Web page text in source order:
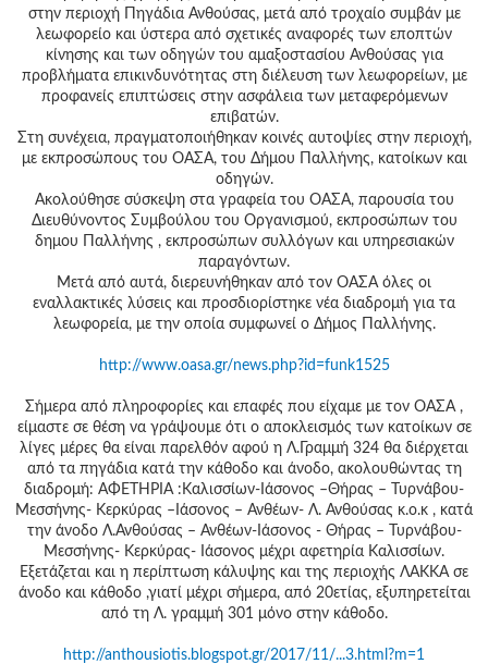
στην περιοχή Πηγάδια Ανθούσας, μετά από τροχαίο συμβάν με
λεωφορείο και ύστερα από σχετικές αναφορές των εποπτών
κίνησης και των οδηγών του αμαξοστασίου Ανθούσας για
προβλήματα επικινδυνότητας στη διέλευση των λεωφορείων, με
προφανείς επιπτώσεις στην ασφάλεια των μεταφερόμενων
επιβατών.
Στη συνέχεια, πραγματοποιήθηκαν κοινές αυτοψίες στην περιοχή,
με εκπροσώπους του ΟΑΣΑ, του Δήμου Παλλήνης, κατοίκων και
οδηγών.
Ακολούθησε σύσκεψη στα γραφεία του ΟΑΣΑ, παρουσία του
Διευθύνοντος Συμβούλου του Οργανισμού, εκπροσώπων του
δημου Παλλήνης , εκπροσώπων συλλόγων και υπηρεσιακών
παραγόντων.
Μετά από αυτά, διερευνήθηκαν από τον ΟΑΣΑ όλες οι
εναλλακτικές λύσεις και προσδιορίστηκε νέα διαδρομή για τα
λεωφορεία, με την οποία συμφωνεί ο Δήμος Παλλήνης.
http://www.oasa.gr/news.php?id=funk1525
Σήμερα από πληροφορίες και επαφές που είχαμε με τον ΟΑΣΑ ,
είμαστε σε θέση να γράψουμε ότι ο αποκλεισμός των κατοίκων σε
λίγες μέρες θα είναι παρελθόν αφού η Λ.Γραμμή 324 θα διέρχεται
από τα πηγάδια κατά την κάθοδο και άνοδο, ακολουθώντας τη
διαδρομή: ΑΦΕΤΗΡΙΑ :Καλισσίων-Ιάσονος –Θήρας – Τυρνάβου-
Μεσσήνης- Κερκύρας –Ιάσονος – Ανθέων- Λ. Ανθούσας κ.ο.κ , κατά
την άνοδο Λ.Ανθούσας – Ανθέων-Ιάσονος - Θήρας – Τυρνάβου-
Μεσσήνης- Κερκύρας- Ιάσονος μέχρι αφετηρία Καλισσίων.
Εξετάζεται και η περίπτωση κάλυψης και της περιοχής ΛΑΚΚΑ σε
άνοδο και κάθοδο ,γιατί μέχρι σήμερα, από 20ετίας, εξυπηρετείται
από τη Λ. γραμμή 301 μόνο στην κάθοδο.
http://anthousiotis.blogspot.gr/2017/11/...3.html?m=1